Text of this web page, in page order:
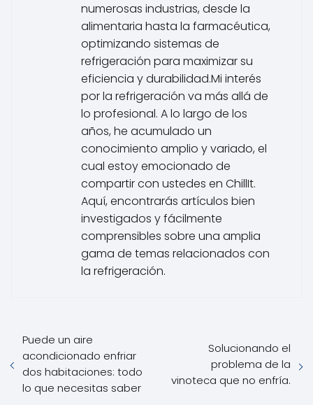
numerosas industrias, desde la
alimentaria hasta la farmacéutica,
optimizando sistemas de
refrigeración para maximizar su
eficiencia y durabilidad.Mi interés
por la refrigeración va más allá de
lo profesional. A lo largo de los
años, he acumulado un
conocimiento amplio y variado, el
cual estoy emocionado de
compartir con ustedes en ChillIt.
Aquí, encontrarás artículos bien
investigados y fácilmente
comprensibles sobre una amplia
gama de temas relacionados con
la refrigeración.
Puede un aire
acondicionado enfriar
dos habitaciones: todo
lo que necesitas saber
Solucionando el
problema de la
vinoteca que no enfría.